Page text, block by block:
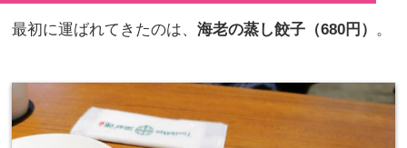
最初に運ばれてきたのは、海老の蒸し餃子（680円） 。